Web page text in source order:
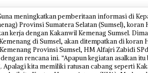
meningkatkan pemberitaan informasi di
Provinsi Sumatera Selatan (Sumsel),
kerja dengan Kakanwil Kemenag Sumsel.
di Sumsel, akan ditempatkan di koran
Provinsi Sumsel, HM Alfajri Zabidi
rencana ini. “Apapun kegiatan asalkan
Apalagi kita memiliki ratusan cabang seperti